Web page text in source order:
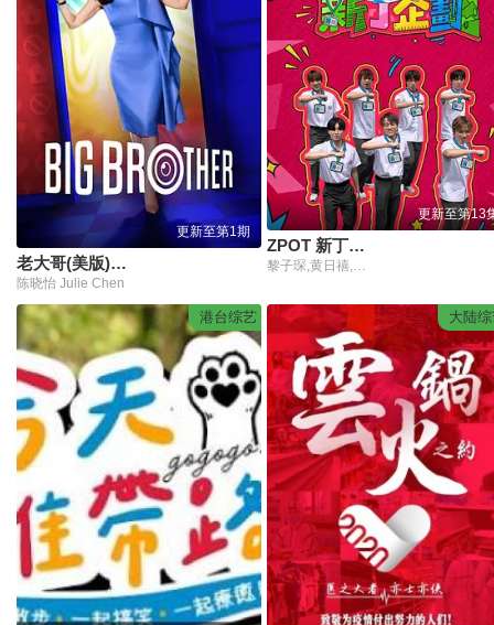
更新至第1期
老大哥(美版)第二十八季
陈晓怡 Julie Chen
更新至第13
ZPOT 新丁企划
黎子琛,黄日禧,周德诚,关晓隆,陈缙羲,张肇维,林焯彦
港台综艺 大陆